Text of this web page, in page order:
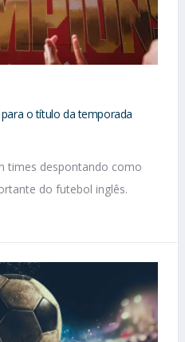
o título da temporada
times despontando como
do futebol inglês.